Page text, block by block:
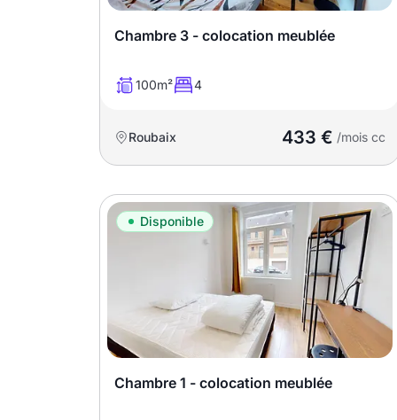
T11 T12
T14 T15
m2
disponibles
Chambre 3 - colocation meublée
100m² 4
Roubaix 433 € /mois cc
Disponible
Chambre 1 - colocation meublée